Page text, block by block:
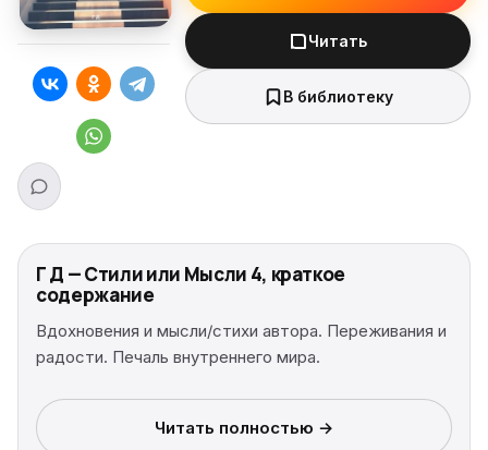
Читать
В библиотеку
Г Д — Стили или Мысли 4, краткое
содержание
Вдохновения и мысли/стихи автора. Переживания и
радости. Печаль внутреннего мира.
Читать полностью →